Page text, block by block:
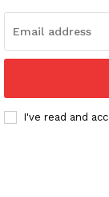
I've read and